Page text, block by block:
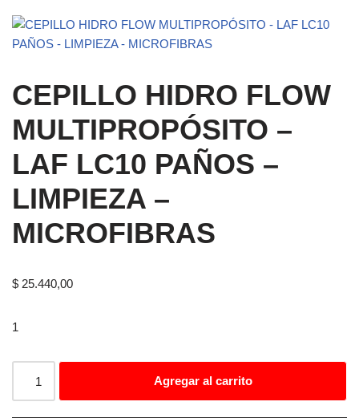
CEPILLO HIDRO FLOW
MULTIPROPÓSITO –
LAF LC10 PAÑOS –
LIMPIEZA –
MICROFIBRAS
$ 25.440,00
1
Agregar al carrito